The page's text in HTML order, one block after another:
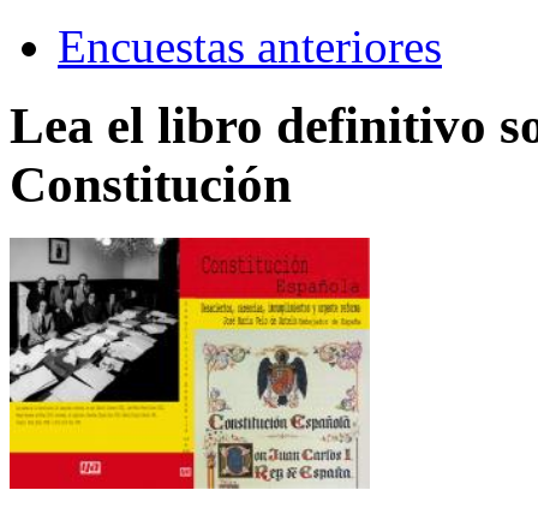
Encuestas anteriores
Lea el libro definitivo
Constitución